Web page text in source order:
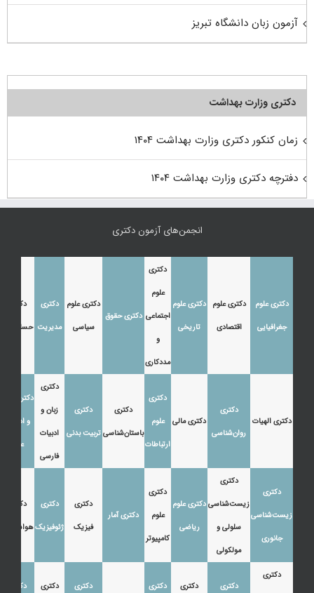
آزمون زبان دانشگاه تبریز
دکتری وزارت بهداشت
زمان کنکور دکتری وزارت بهداشت ۱۴۰۴
دفترچه دکتری وزارت بهداشت ۱۴۰۴
انجمن‌های آزمون دکتری
دکتری علوم
جغرافیایی
دکتری علوم
اقتصادی
دکتری علوم
تاریخی
دکتری
علوم
اجتماعی
و
مددکاری
دکتری حقوق
دکتری علوم
سیاسی
دکتری
مدیریت
دکتری
حسابداری
دکتری الهیات
دکتری
روان‌شناسی
دکتری مالی
دکتری
علوم
ارتباطات
دکتری
باستان‌شناسی
دکتری
تربیت بدنی
دکتری
زبان و
ادبیات
فارسی
دکتری زبان
و ادبیات
عرب
دکتری
زیست‌شناسی
جانوری
دکتری
زیست‌شناسی
سلولی و
مولکولی
دکتری علوم
ریاضی
دکتری
علوم
کامپیوتر
دکتری آمار
دکتری
فیزیک
دکتری
ژئوفیزیک
دکتری
هواشناسی
دکتری
دکتری
دکتری
دکتری
دکتری
دکتری
دکتری